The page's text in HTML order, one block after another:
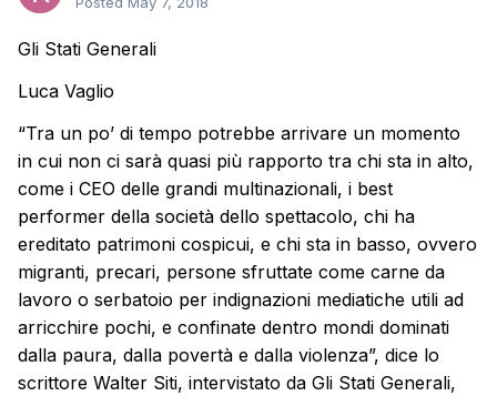
Gli Stati Generali
Luca Vaglio
“Tra un po’ di tempo potrebbe arrivare un momento
in cui non ci sarà quasi più rapporto tra chi sta in alto,
come i CEO delle grandi multinazionali, i best
performer della società dello spettacolo, chi ha
ereditato patrimoni cospicui, e chi sta in basso, ovvero
migranti, precari, persone sfruttate come carne da
lavoro o serbatoio per indignazioni mediatiche utili ad
arricchire pochi, e confinate dentro mondi dominati
dalla paura, dalla povertà e dalla violenza”, dice lo
scrittore Walter Siti, intervistato da Gli Stati Generali,